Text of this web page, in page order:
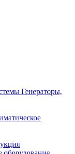
Генераторы,